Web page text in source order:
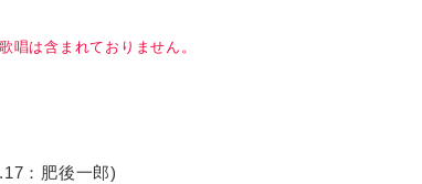
唱は含まれておりません。
：肥後一郎)